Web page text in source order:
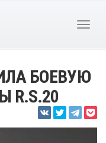
БОЕВУЮ
R.S.20